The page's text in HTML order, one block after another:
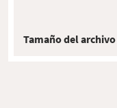
Tamaño del